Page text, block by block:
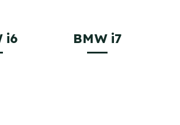
i6 BMW i7